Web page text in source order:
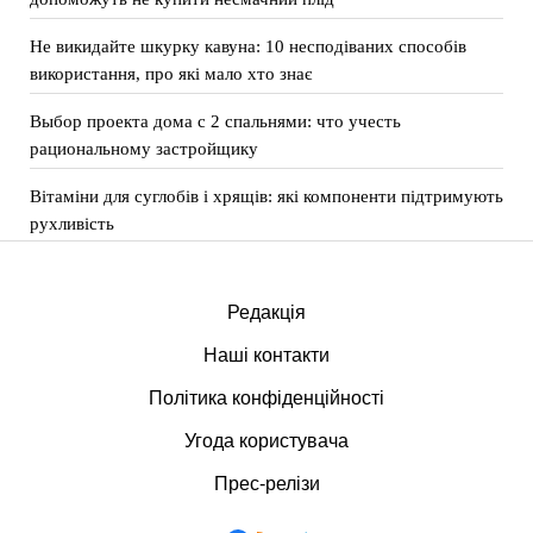
Не викидайте шкурку кавуна: 10 несподіваних способів
використання, про які мало хто знає
Выбор проекта дома с 2 спальнями: что учесть
рациональному застройщику
Вітаміни для суглобів і хрящів: які компоненти підтримують
рухливість
Редакція
Наші контакти
Політика конфіденційності
Угода користувача
Прес-релізи